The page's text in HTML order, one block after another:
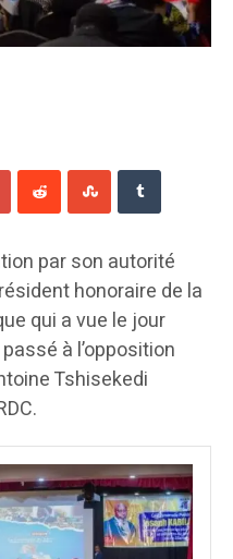
par son autorité
honoraire de la
qui a vue le jour
à l’opposition
Tshisekedi